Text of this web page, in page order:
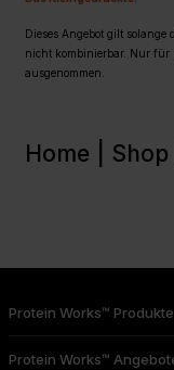
Dieses Angebot gilt solange
nicht kombinierbar. Nur
ausgenommen.
Home | Shop |
Protein Works™ Produkte
Protein Works™